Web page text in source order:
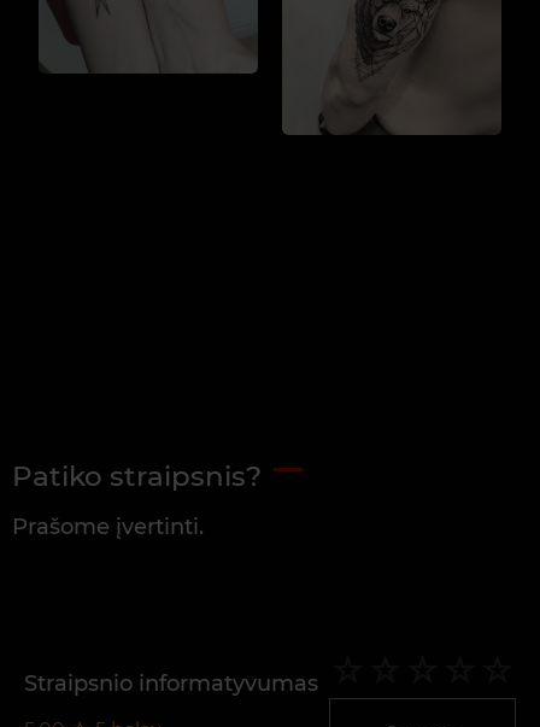
Patiko straipsnis?
Prašome įvertinti.
Straipsnio informatyvumas